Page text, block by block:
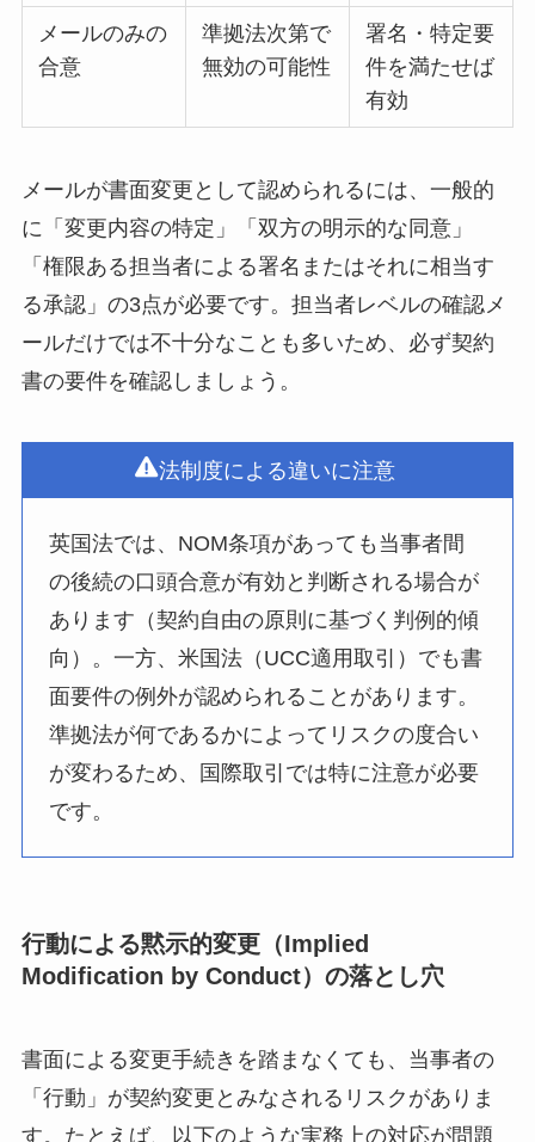
メールのみの
合意
準拠法次第で
無効の可能性
署名・特定要
件を満たせば
有効
メールが書面変更として認められるには、一般的
に「変更内容の特定」「双方の明示的な同意」
「権限ある担当者による署名またはそれに相当す
る承認」の3点が必要です。担当者レベルの確認メ
ールだけでは不十分なことも多いため、必ず契約
書の要件を確認しましょう。
法制度による違いに注意
英国法では、NOM条項があっても当事者間
の後続の口頭合意が有効と判断される場合が
あります（契約自由の原則に基づく判例的傾
向）。一方、米国法（UCC適用取引）でも書
面要件の例外が認められることがあります。
準拠法が何であるかによってリスクの度合い
が変わるため、国際取引では特に注意が必要
です。
行動による黙示的変更（Implied
Modification by Conduct）の落とし穴
書面による変更手続きを踏まなくても、当事者の
「行動」が契約変更とみなされるリスクがありま
す。たとえば、以下のような実務上の対応が問題